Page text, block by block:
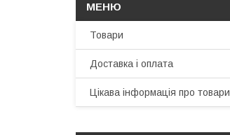
Товари
Доставка і оплата
Цікава інформація про товари